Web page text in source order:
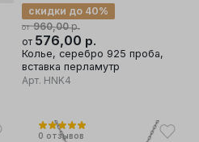
от 960,00р.
скидки до 40%
от 576,00 р.
Колье, серебро 925 проба,
вставка перламутр
Арт. HNK4
0 отзывов